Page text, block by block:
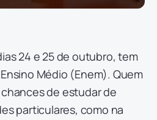
24 e 25 de outubro, tem
Médio (Enem). Quem
de estudar de
particulares, como na